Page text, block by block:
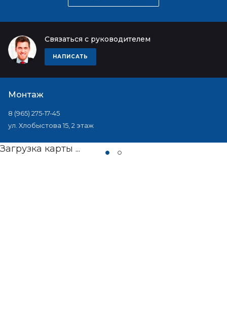
Связаться с руководителем
НАПИСАТЬ
Монтаж
8 (965) 275-17-45
ул. Хлобыстова 15, 2 этаж
Загрузка карты ...